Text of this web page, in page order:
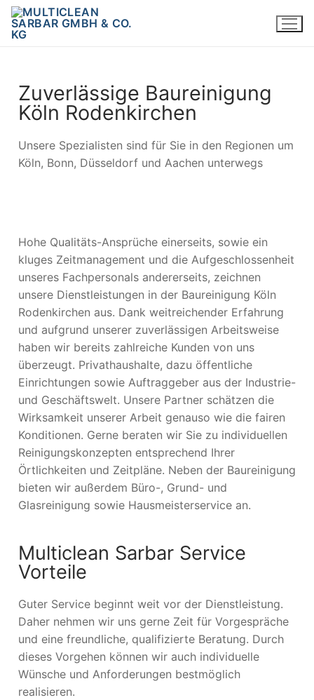
Zuverlässige Baureinigung
Köln Rodenkirchen
Unsere Spezialisten sind für Sie in den Regionen um
Köln, Bonn, Düsseldorf und Aachen unterwegs
Hohe Qualitäts-Ansprüche einerseits, sowie ein
kluges Zeitmanagement und die Aufgeschlossenheit
unseres Fachpersonals andererseits, zeichnen
unsere Dienstleistungen in der Baureinigung Köln
Rodenkirchen aus. Dank weitreichender Erfahrung
und aufgrund unserer zuverlässigen Arbeitsweise
haben wir bereits zahlreiche Kunden von uns
überzeugt. Privathaushalte, dazu öffentliche
Einrichtungen sowie Auftraggeber aus der Industrie-
und Geschäftswelt. Unsere Partner schätzen die
Wirksamkeit unserer Arbeit genauso wie die fairen
Konditionen. Gerne beraten wir Sie zu individuellen
Reinigungskonzepten entsprechend Ihrer
Örtlichkeiten und Zeitpläne. Neben der Baureinigung
bieten wir außerdem Büro-, Grund- und
Glasreinigung sowie Hausmeisterservice an.
Multiclean Sarbar Service
Vorteile
Guter Service beginnt weit vor der Dienstleistung.
Daher nehmen wir uns gerne Zeit für Vorgespräche
und eine freundliche, qualifizierte Beratung. Durch
dieses Vorgehen können wir auch individuelle
Wünsche und Anforderungen bestmöglich
realisieren.